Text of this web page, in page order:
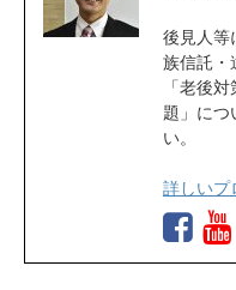
後見人等
族信託・
「老後
題」に
い。
詳しいプ